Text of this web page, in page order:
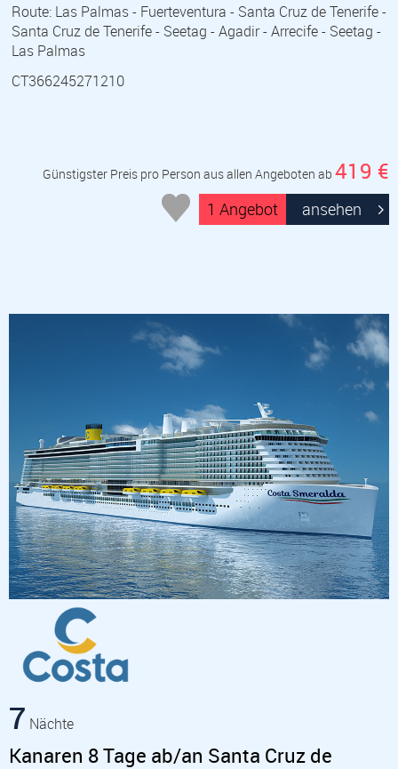
Route: Las Palmas - Fuerteventura - Santa Cruz de Tenerife -
Santa Cruz de Tenerife - Seetag - Agadir - Arrecife - Seetag -
Las Palmas
CT366245271210
Günstigster Preis pro Person aus allen Angeboten ab 419 €
1 Angebot ansehen
7 Nächte
Kanaren 8 Tage ab/an Santa Cruz de